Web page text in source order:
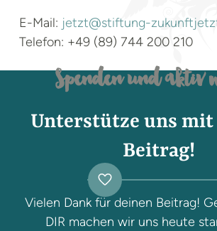
E-Mail: jetzt@stiftung-
Telefon: +49 (89) 744 200 210
Spenden und aktiv
Unterstütze uns mit
Beitrag!
Vielen Dank für deinen Beitrag!
DIR machen wir uns heute